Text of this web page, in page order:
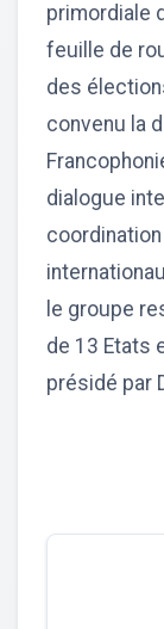
primordiale
feuille de
des
convenu la
dialogue
le groupe
de 13 Etats
présidé par